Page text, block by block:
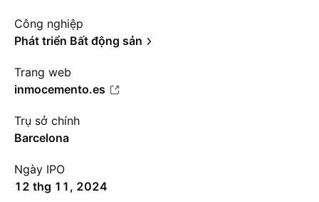
Công nghiệp
Phát triển Bất động sản
Trang web
inmocemento.es
Trụ sở chính
Barcelona
Ngày IPO
12 thg 11, 2024